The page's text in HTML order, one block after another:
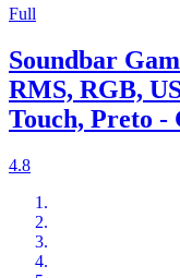
Full
Soundbar
RMS, RGB,
Touch, Preto -
4.8